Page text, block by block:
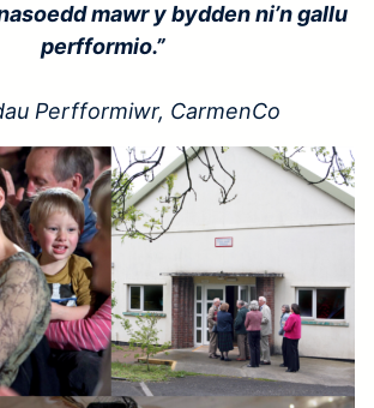
mawr y bydden ni’n gallu
perfformio.”
Perfformiwr, CarmenCo